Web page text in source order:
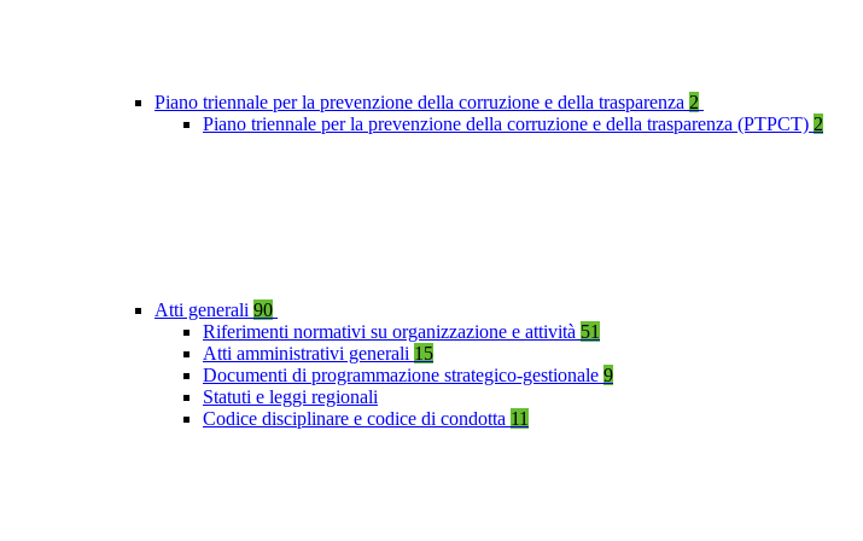
Piano triennale per la prevenzione della corruzione e della trasparenza 2
Piano triennale per la prevenzione della corruzione e della trasparenza (PTPCT) 2
Atti generali 90
Riferimenti normativi su organizzazione e attività 51
Atti amministrativi generali 15
Documenti di programmazione strategico-gestionale 9
Statuti e leggi regionali
Codice disciplinare e codice di condotta 11